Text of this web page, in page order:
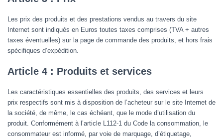
Les prix des produits et des prestations vendus au travers du site
Internet sont indiqués en Euros toutes taxes comprises (TVA + autres
taxes éventuelles) sur la page de commande des produits, et hors frais
spécifiques d’expédition.
Article 4 : Produits et services
Les caractéristiques essentielles des produits, des services et leurs
prix respectifs sont mis à disposition de l’acheteur sur le site Internet de
la société, de même, le cas échéant, que le mode d’utilisation du
produit. Conformément à l’article L112-1 du Code la consommation, le
consommateur est informé, par voie de marquage, d’étiquetage,